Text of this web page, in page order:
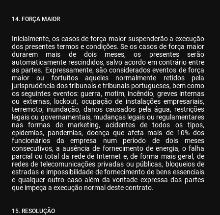
14. FORÇA MAIOR
Inicialmente, os casos de força maior suspenderão a execução
dos presentes termos e condições. Se os casos de força maior
durarem mais de dois meses, os presentes serão
automaticamente rescindidos, salvo acordo em contrário entre
as partes. Expressamente, são considerados eventos de força
maior ou fortuitos aqueles normalmente retidos pela
jurisprudência dos tribunais e tribunais portugueses, bem como
os seguintes eventos: guerra, motim, incêndio, greves internas
ou externas, lockout, ocupação de instalações empresariais,
terremoto, inundação, danos causados pela água, restrições
legais ou governamentais, mudanças legais ou regulamentares
nas formas de marketing, acidentes de todos os tipos,
epidemias, pandemias, doença que afeta mais de 10% dos
funcionários da empresa num período de dois meses
consecutivos, a ausência de fornecimento de energia, o falha
parcial ou total da rede de Internet e, de forma mais geral, de
redes de telecomunicações privadas ou públicas, bloqueios de
estradas e impossibilidade de fornecimento de bens essenciais
e qualquer outro caso além da vontade expressa das partes
que impeça a execução normal deste contrato.
15. RESOLUÇÃO